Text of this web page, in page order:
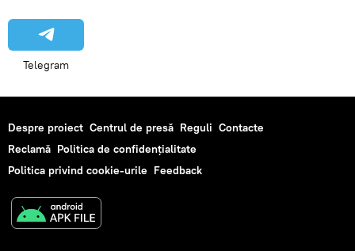
Telegram
Despre proiect Centrul de presă Reguli Contacte
Reclamă Politica de confidențialitate
Politica privind cookie-urile Feedback